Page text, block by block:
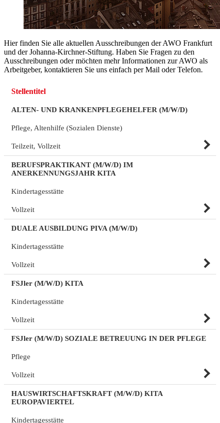
Hier finden Sie alle aktuellen Ausschreibungen der AWO Frankfurt
und der Johanna-Kirchner-Stiftung. Haben Sie Fragen zu den
Ausschreibungen oder möchten mehr Informationen zur AWO als
Arbeitgeber, kontaktieren Sie uns einfach per Mail oder Telefon.
Stellentitel
ALTEN- UND KRANKENPFLEGEHELFER (M/W/D)
Pflege, Altenhilfe (Sozialen Dienste)
Teilzeit, Vollzeit
BERUFSPRAKTIKANT (M/W/D) IM
ANERKENNUNGSJAHR KITA
Kindertagesstätte
Vollzeit
DUALE AUSBILDUNG PIVA (M/W/D)
Kindertagesstätte
Vollzeit
FSJler (M/W/D) KITA
Kindertagesstätte
Vollzeit
FSJler (M/W/D) SOZIALE BETREUUNG IN DER PFLEGE
Pflege
Vollzeit
HAUSWIRTSCHAFTSKRAFT (M/W/D) KITA
EUROPAVIERTEL
Kindertagesstätte